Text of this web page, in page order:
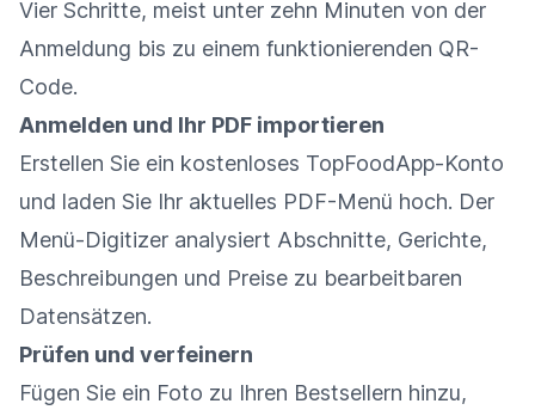
Vier Schritte, meist unter zehn Minuten von der
Anmeldung bis zu einem funktionierenden QR-
Code.
Anmelden und Ihr PDF importieren
Erstellen Sie ein kostenloses TopFoodApp-Konto
und laden Sie Ihr aktuelles PDF-Menü hoch. Der
Menü-Digitizer analysiert Abschnitte, Gerichte,
Beschreibungen und Preise zu bearbeitbaren
Datensätzen.
Prüfen und verfeinern
Fügen Sie ein Foto zu Ihren Bestsellern hinzu,